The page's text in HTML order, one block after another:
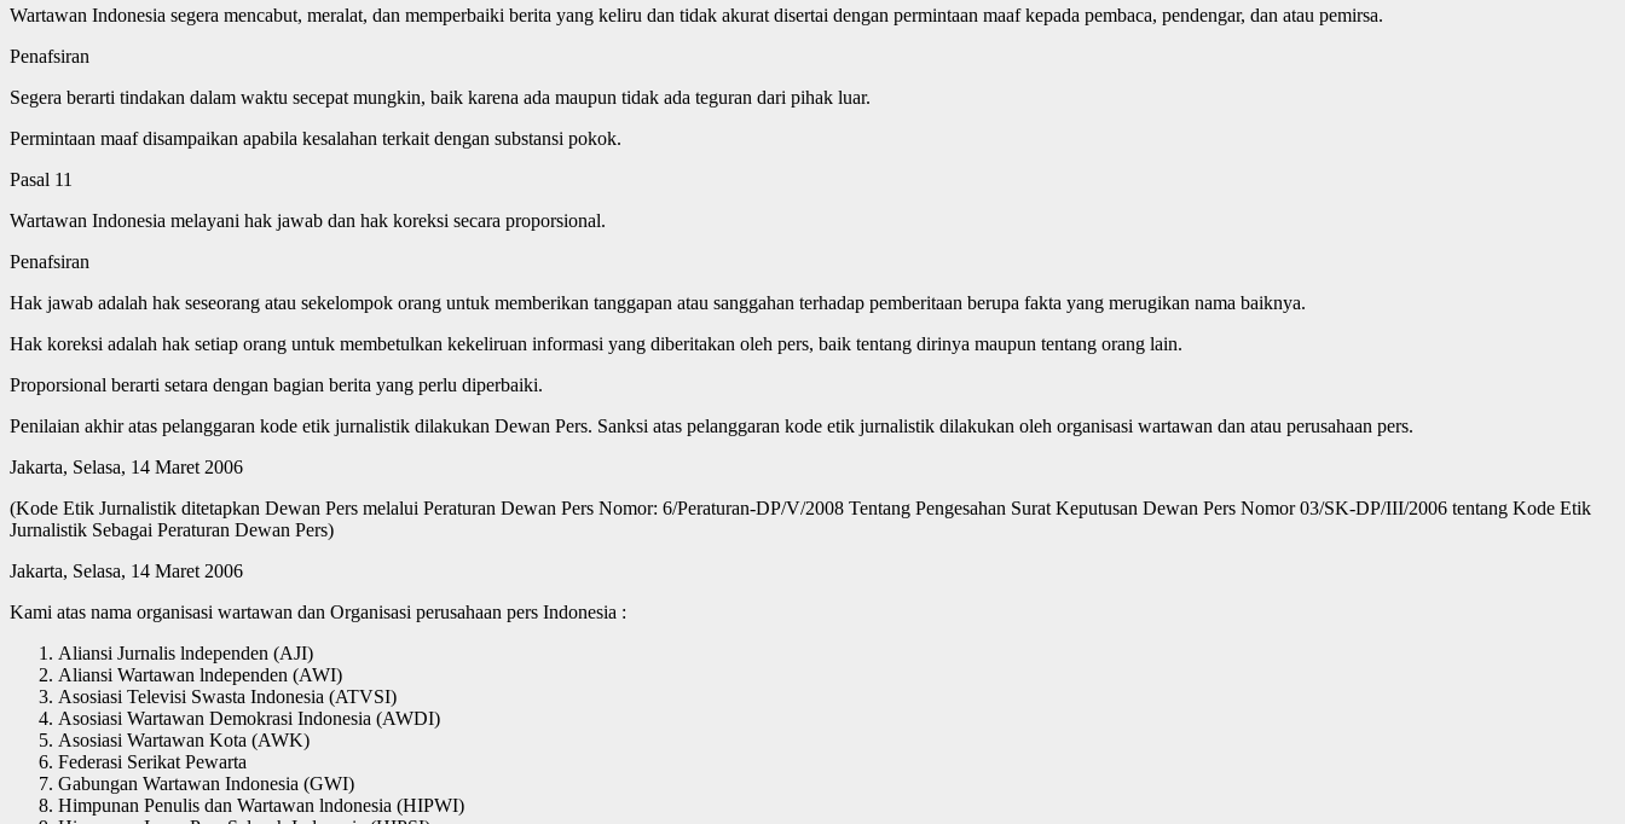
Wartawan Indonesia segera mencabut, meralat, dan memperbaiki berita yang keliru dan tidak akurat disertai dengan permintaan maaf kepada pembaca, pendengar, dan atau pemirsa.
Penafsiran
Segera berarti tindakan dalam waktu secepat mungkin, baik karena ada maupun tidak ada teguran dari pihak luar.
Permintaan maaf disampaikan apabila kesalahan terkait dengan substansi pokok.
Pasal 11
Wartawan Indonesia melayani hak jawab dan hak koreksi secara proporsional.
Penafsiran
Hak jawab adalah hak seseorang atau sekelompok orang untuk memberikan tanggapan atau sanggahan terhadap pemberitaan berupa fakta yang merugikan nama baiknya.
Hak koreksi adalah hak setiap orang untuk membetulkan kekeliruan informasi yang diberitakan oleh pers, baik tentang dirinya maupun tentang orang lain.
Proporsional berarti setara dengan bagian berita yang perlu diperbaiki.
Penilaian akhir atas pelanggaran kode etik jurnalistik dilakukan Dewan Pers. Sanksi atas pelanggaran kode etik jurnalistik dilakukan oleh organisasi wartawan dan atau perusahaan pers.
Jakarta, Selasa, 14 Maret 2006
(Kode Etik Jurnalistik ditetapkan Dewan Pers melalui Peraturan Dewan Pers Nomor: 6/Peraturan-DP/V/2008 Tentang Pengesahan Surat Keputusan Dewan Pers Nomor 03/SK-DP/III/2006 tentang Kode Etik
Jurnalistik Sebagai Peraturan Dewan Pers)
Jakarta, Selasa, 14 Maret 2006
Kami atas nama organisasi wartawan dan Organisasi perusahaan pers Indonesia :
Aliansi Jurnalis lndependen (AJI)
Aliansi Wartawan lndependen (AWI)
Asosiasi Televisi Swasta Indonesia (ATVSI)
Asosiasi Wartawan Demokrasi Indonesia (AWDI)
Asosiasi Wartawan Kota (AWK)
Federasi Serikat Pewarta
Gabungan Wartawan Indonesia (GWI)
Himpunan Penulis dan Wartawan lndonesia (HIPWI)